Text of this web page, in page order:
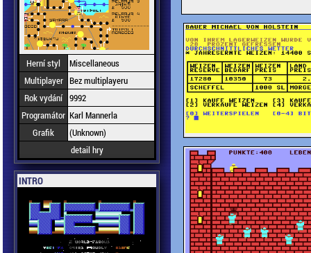
Herní styl
Miscellaneous
Multiplayer Bez multiplayeru
Rok vydání 9992
Programátor Karl Mannerla
Grafik
(Unknown)
detail hry
INTRO